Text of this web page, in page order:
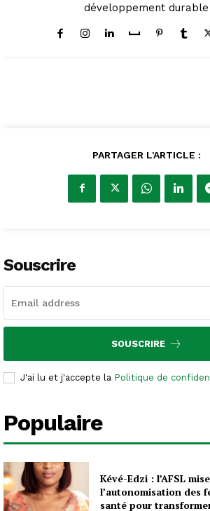
développement durable
PARTAGER L'ARTICLE :
Souscrire
SOUSCRIRE
J'ai lu et j'accepte la Politique de
Populaire
Kévé-Edzi : l’AFSL
l’autonomisation des
santé pour